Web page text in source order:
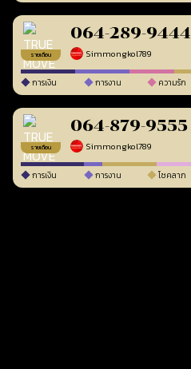
รายเดือน
064-289-9444
Simmongkol789
การเงิน การงาน ความรัก
รายเดือน
064-879-9555
Simmongkol789
การเงิน การงาน โชคลาภ